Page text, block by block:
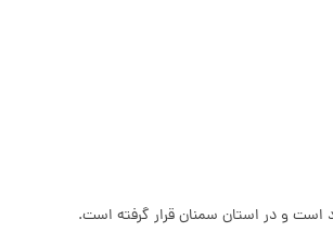
و در استان سمنان قرار گرفته است.